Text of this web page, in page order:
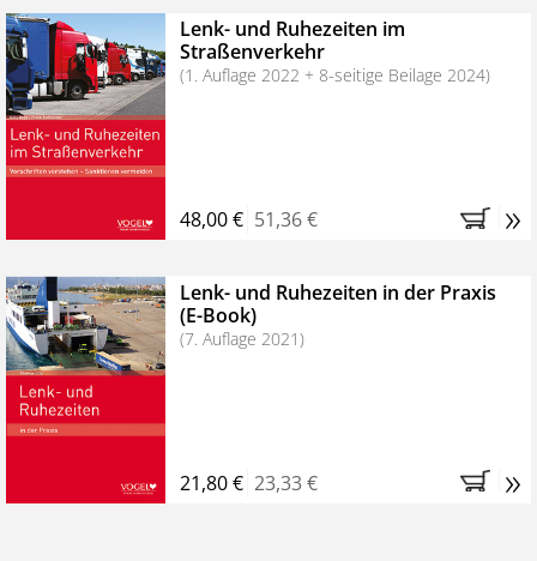
Lenk- und Ruhezeiten im
Straßenverkehr
(1. Auflage 2022 + 8-seitige Beilage 2024)
48,00 € 51,36 € »
Lenk- und Ruhezeiten in der Praxis
(E-Book)
(7. Auflage 2021)
21,80 € 23,33 € »